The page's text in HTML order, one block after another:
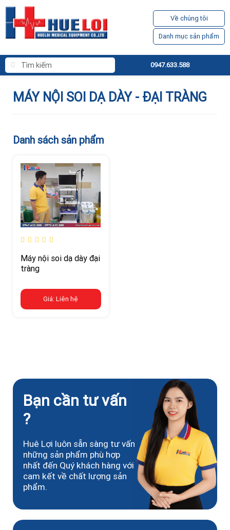
Về chúng tôi
Danh mục sản phẩm
0947.633.588
MÁY NỘI SOI DẠ DÀY - ĐẠI TRÀNG
Danh sách sản phẩm
Máy nội soi dạ dày đại
tràng
Giá: Liên hệ
Bạn cần tư vấn
?
Huê Lợi luôn sẵn sàng tư vấn
những sản phẩm phù hợp
nhất đến Quý khách hàng với
cam kết về chất lượng sản
phẩm.